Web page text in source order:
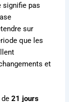
signifie pas
sur
que les
et
de21 jours